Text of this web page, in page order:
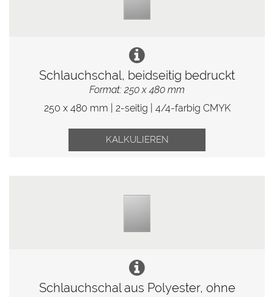
Schlauchschal, beidseitig bedruckt
Format: 250 x 480 mm
250 x 480 mm | 2-seitig | 4/4-farbig CMYK
KALKULIEREN
Schlauchschal aus Polyester, ohne